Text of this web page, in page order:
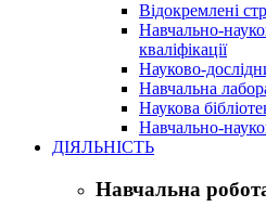
Відокремлені
Навчально-
кваліфікації
Науково-
Навчальна
Наукова
Навчально-
ДІЯЛЬНІСТЬ
Навчальна